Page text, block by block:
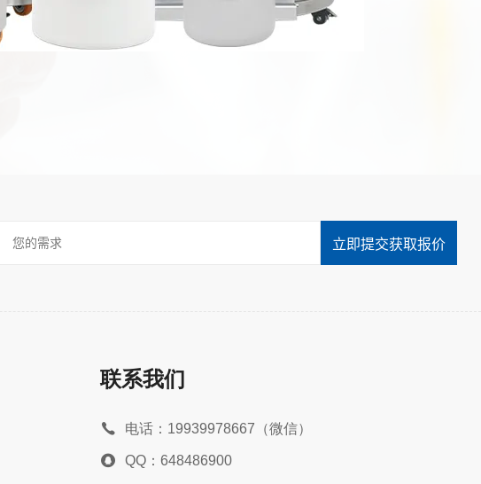
立即提交获取报价
联系我们
电话：19939978667（微信）
QQ：648486900